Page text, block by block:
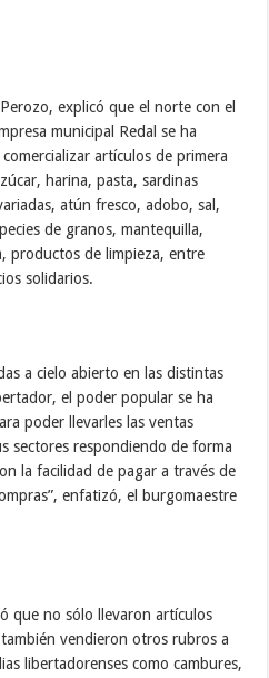
explicó que el norte con el
municipal Redal se ha
artículos de primera
harina, pasta, sardinas
atún fresco, adobo, sal,
de granos, mantequilla,
productos de limpieza, entre
solidarios.
a cielo abierto en las distintas
el poder popular se ha
poder llevarles las ventas
sectores respondiendo de forma
la facilidad de pagar a través de
enfatizó, el burgomaestre
que no sólo llevaron artículos
vendieron otros rubros a
libertadorenses como cambures,